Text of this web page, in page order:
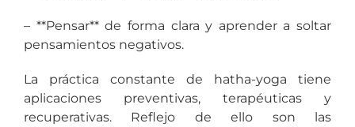
– **Pensar** de forma clara y aprender a soltar
pensamientos negativos.
La práctica constante de hatha-yoga tiene
aplicaciones preventivas, terapéuticas y
recuperativas. Reflejo de ello son las